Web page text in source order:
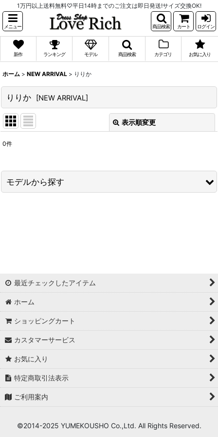
1万円以上送料無料♡平日14時までのご注文は即日発送!サイズ交換OK!
メニュー 商品検索 カート ログイン
新作 ランキング モデル 商品検索 カテゴリ お気に入り
ホーム > NEW ARRIVAL > りりか
りりか [NEW ARRIVAL]
表示順変更
並び順
0件
モデルから探す
AN
みみ
華
杉山佳那惠
真優川咲
最近チェックしたアイテム
ホーム
ショッピングカート
カスタマーサービス
お気に入り
特定商取引法表示
ご利用案内
©2014-2025 YUMEKOUSHO Co.,Ltd. All Rights Reserved.